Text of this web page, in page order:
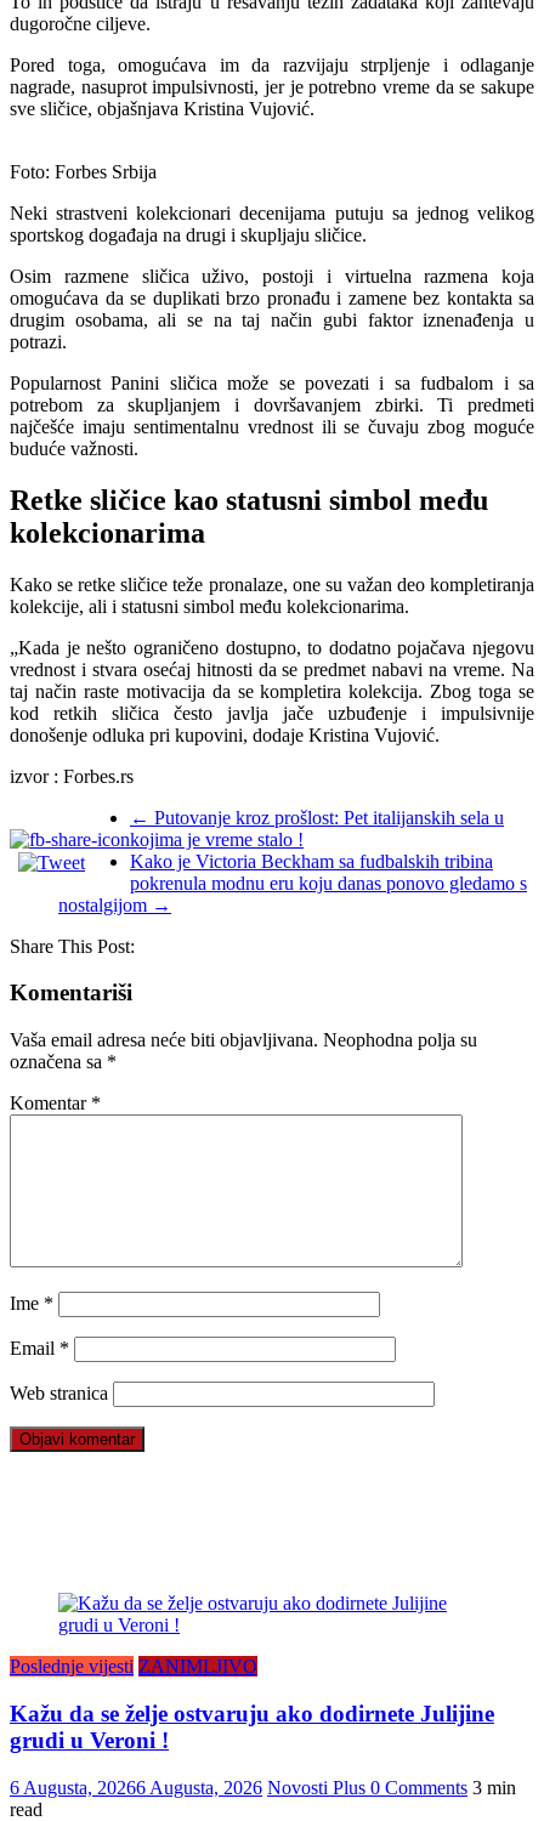
dugoročne ciljeve.
Pored toga, omogućava im da razvijaju strpljenje i odlaganje
nagrade, nasuprot impulsivnosti, jer je potrebno vreme da se sakupe
sve sličice, objašnjava Kristina Vujović.
Foto: Forbes Srbija
Neki strastveni kolekcionari decenijama putuju sa jednog velikog
sportskog događaja na drugi i skupljaju sličice.
Osim razmene sličica uživo, postoji i virtuelna razmena koja
omogućava da se duplikati brzo pronađu i zamene bez kontakta sa
drugim osobama, ali se na taj način gubi faktor iznenađenja u
potrazi.
Popularnost Panini sličica može se povezati i sa fudbalom i sa
potrebom za skupljanjem i dovršavanjem zbirki. Ti predmeti
najčešće imaju sentimentalnu vrednost ili se čuvaju zbog moguće
buduće važnosti.
Retke sličice kao statusni simbol među
kolekcionarima
Kako se retke sličice teže pronalaze, one su važan deo kompletiranja
kolekcije, ali i statusni simbol među kolekcionarima.
„Kada je nešto ograničeno dostupno, to dodatno pojačava njegovu
vrednost i stvara osećaj hitnosti da se predmet nabavi na vreme. Na
taj način raste motivacija da se kompletira kolekcija. Zbog toga se
kod retkih sličica često javlja jače uzbuđenje i impulsivnije
donošenje odluka pri kupovini, dodaje Kristina Vujović.
izvor : Forbes.rs
← Putovanje kroz prošlost: Pet italijanskih sela u
kojima je vreme stalo !
Kako je Victoria Beckham sa fudbalskih tribina
pokrenula modnu eru koju danas ponovo gledamo s
nostalgijom →
Share This Post:
Komentariši
Vaša email adresa neće biti objavljivana. Neophodna polja su
označena sa *
Komentar *
Ime *
Email *
Web stranica
Poslednje vijesti ZANIMLJIVO
Kažu da se želje ostvaruju ako dodirnete Julijine
grudi u Veroni !
6 Augusta, 20266 Augusta, 2026 Novosti Plus 0 Comments 3 min
read